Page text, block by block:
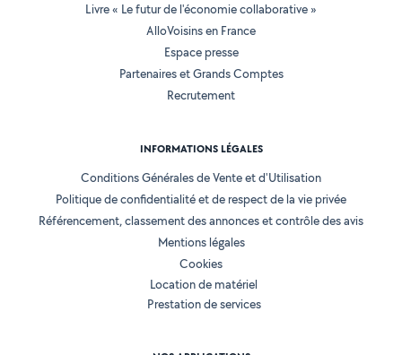
Livre « Le futur de l'économie collaborative »
AlloVoisins en France
Espace presse
Partenaires et Grands Comptes
Recrutement
INFORMATIONS LÉGALES
Conditions Générales de Vente et d'Utilisation
Politique de confidentialité et de respect de la vie privée
Référencement, classement des annonces et contrôle des avis
Mentions légales
Cookies
Location de matériel
Prestation de services